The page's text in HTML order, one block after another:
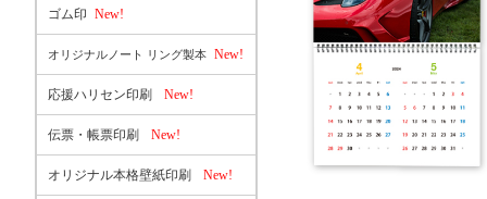
ゴム印 New!
オリジナルノート リング製本 New!
応援ハリセン印刷 New!
伝票・帳票印刷 New!
オリジナル本格壁紙印刷 New!